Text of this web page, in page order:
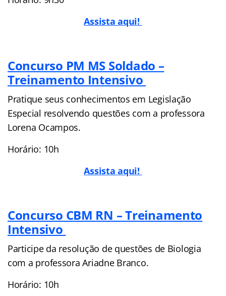
Assista aqui!
Concurso PM MS Soldado –
Treinamento Intensivo
Pratique seus conhecimentos em Legislação
Especial resolvendo questões com a professora
Lorena Ocampos.
Horário: 10h
Assista aqui!
Concurso CBM RN – Treinamento
Intensivo
Participe da resolução de questões de Biologia
com a professora Ariadne Branco.
Horário: 10h